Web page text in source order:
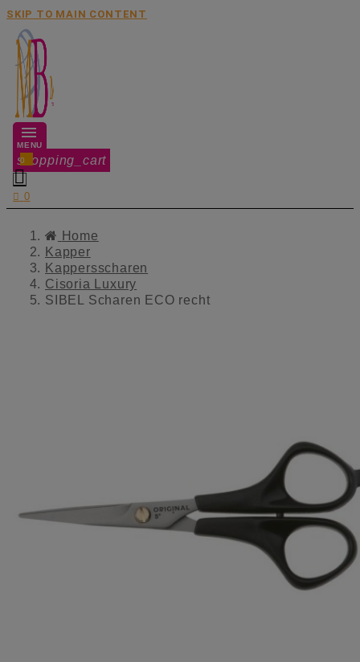
SKIP TO MAIN CONTENT
MENU
shopping_cart
0

 0
Home
Kapper
Kappersscharen
Cisoria Luxury
SIBEL Scharen ECO recht